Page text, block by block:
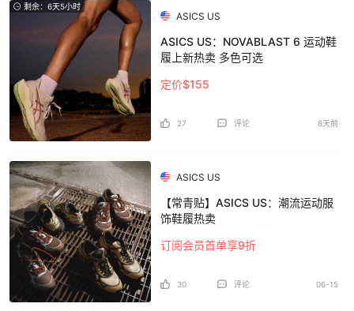
剩余：6天5小时
ASICS US
ASICS US：NOVABLAST 6 运动鞋
履上新热卖 多色可选
定价$155
27 评论 8天前
ASICS US
【常青贴】ASICS US：潮流运动服
饰鞋履热卖
订阅会员首单享9折
30 评论 06-15